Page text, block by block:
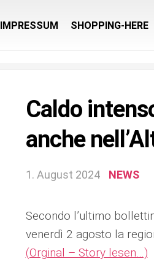
IMPRESSUM SHOPPING-HERE
Caldo
anche
1. August 2024 NEWS
Secondo l’ultimo
venerdì 2 agosto la
(Orginal – Story lesen…)